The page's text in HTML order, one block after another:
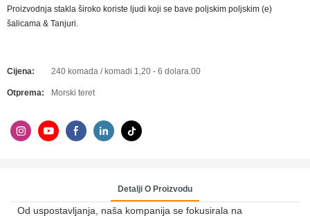
Proizvodnja stakla široko koriste ljudi koji se bave poljskim poljskim (e)
šalicama & Tanjuri.
Cijena: 240 komada / komadi 1,20 - 6 dolara.00
Otprema: Morski teret
Detalji O Proizvodu
Od uspostavljanja, naša kompanija se fokusirala na